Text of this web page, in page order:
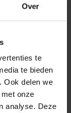
Over
te
te bieden
Ook delen we
onze
analyse. Deze